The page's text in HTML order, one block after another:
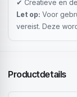
✔ Creatieve en
Let op: Voor
vereist. Deze
Productdetails